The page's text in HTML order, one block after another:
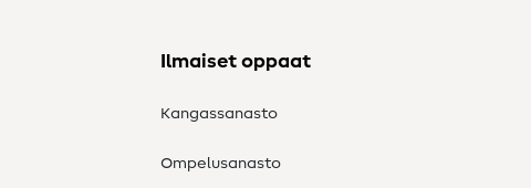
Ilmaiset oppaat
Kangassanasto
Ompelusanasto